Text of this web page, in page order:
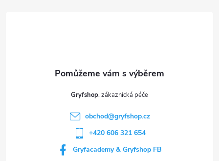
Gryfshop
obchod@gryfshop.cz
+420 606 321 654
Gryfacademy & Gryfshop FB